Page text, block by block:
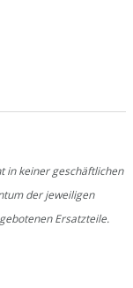
in keiner geschäftlichen
der jeweiligen
Ersatzteile.